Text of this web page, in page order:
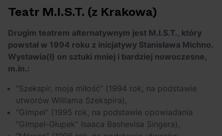
Teatr M.I.S.T. (z Krakowa)
Drugim teatrem alternatywnym jest M.I.S.T., który
powstał w 1994 roku z inicjatywy Stanisława Michno.
Wystawia(ł) on sztuki mniej i bardziej nowoczesne,
m.in.:
“Szekspir, moja miłość” (1994 rok, na podstawie
utworów Williama Szekspira),
“Gimpel” (1995 rok, na podstawie opowiadania
“Gimpel-Głupek” Isaaca Bashevisa Singera),